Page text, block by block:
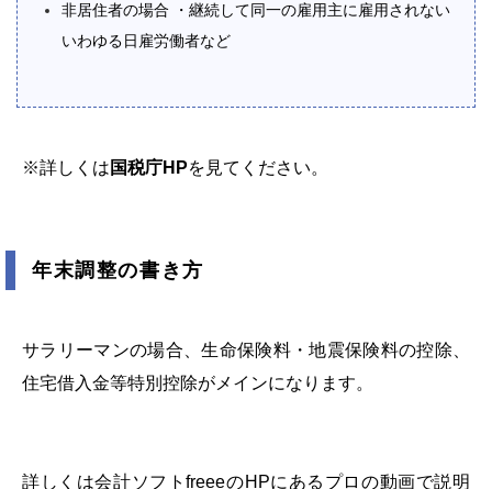
非居住者の場合 ・継続して同一の雇用主に雇用されない
いわゆる日雇労働者など
※詳しくは 国税庁HPを見てください。
年末調整の書き方
サラリーマンの場合、生命保険料・地震保険料の控除、
住宅借入金等特別控除がメインになります。
詳しくは会計ソフトfreeeのHPにあるプロの動画で説明